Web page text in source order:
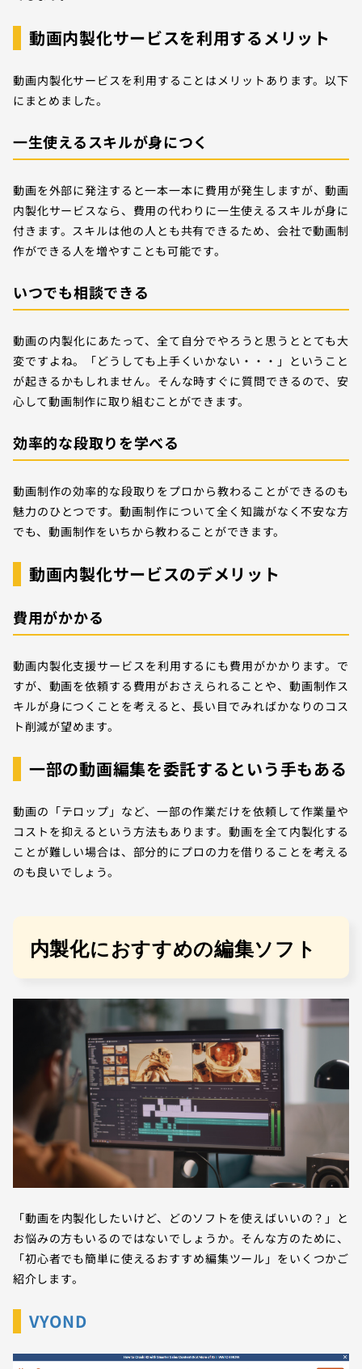
動画内製化サービスを利用するメリット
動画内製化サービスを利用することはメリットあります。以下
にまとめました。
一生使えるスキルが身につく
動画を外部に発注すると一本一本に費用が発生しますが、動画
内製化サービスなら、費用の代わりに一生使えるスキルが身に
付きます。スキルは他の人とも共有できるため、会社で動画制
作ができる人を増やすことも可能です。
いつでも相談できる
動画の内製化にあたって、全て自分でやろうと思うととても大
変ですよね。「どうしても上手くいかない・・・」ということ
が起きるかもしれません。そんな時すぐに質問できるので、安
心して動画制作に取り組むことができます。
効率的な段取りを学べる
動画制作の効率的な段取りをプロから教わることができるのも
魅力のひとつです。動画制作について全く知識がなく不安な方
でも、動画制作をいちから教わることができます。
動画内製化サービスのデメリット
費用がかかる
動画内製化支援サービスを利用するにも費用がかかります。で
すが、動画を依頼する費用がおさえられることや、動画制作ス
キルが身につくことを考えると、長い目でみればかなりのコス
ト削減が望めます。
一部の動画編集を委託するという手もある
動画の「テロップ」など、一部の作業だけを依頼して作業量や
コストを抑えるという方法もあります。動画を全て内製化する
ことが難しい場合は、部分的にプロの力を借りることを考える
のも良いでしょう。
内製化におすすめの編集ソフト
「動画を内製化したいけど、どのソフトを使えばいいの？」と
お悩みの方もいるのではないでしょうか。そんな方のために、
「初心者でも簡単に使えるおすすめ編集ツール」をいくつかご
紹介します。
VYOND